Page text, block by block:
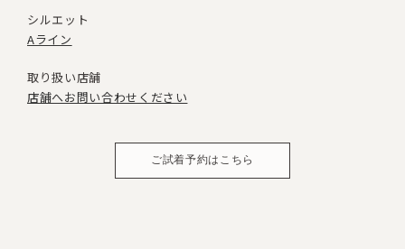
シルエット
Aライン
取り扱い店舗
店舗へお問い合わせください
ご試着予約はこちら